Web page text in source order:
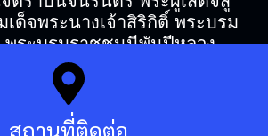
เด็จพระนางเจ้าสิริกิติ์ พระบรม
พระบรมราชชนนีพันปีหลวง